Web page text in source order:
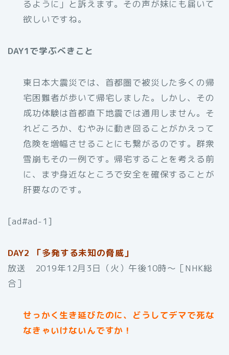
るように」と訴えます。その声が妹にも届いて
欲しいですね。
DAY1で学ぶべきこと
東日本大震災では、首都圏で被災した多くの帰
宅困難者が歩いて帰宅しました。しかし、その
成功体験は首都直下地震では通用しません。そ
れどころか、むやみに動き回ることがかえって
危険を増幅させることにも繋がるのです。群衆
雪崩もその一例です。帰宅することを考える前
に、まず身近なところで安全を確保することが
肝要なのです。
[ad#ad-1]
DAY2 「多発する未知の脅威」
放送 2019年12月3日（火）午後10時〜［NHK総
合］
せっかく生き延びたのに、どうしてデマで死な
なきゃいけないんですか！